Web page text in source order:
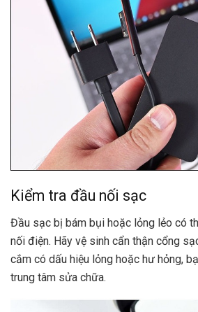
Kiểm tra đầu nối sạc
Đầu sạc bị bám bụi hoặc lỏng lẻo có
nối điện. Hãy vệ sinh cẩn thận cổng
cắm có dấu hiệu lỏng hoặc hư hỏng,
trung tâm sửa chữa.